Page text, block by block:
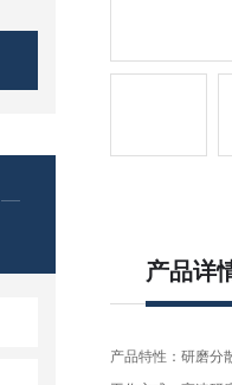
产品详
产品特性：研磨分